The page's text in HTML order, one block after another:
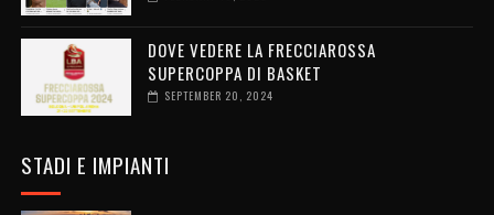
DOVE VEDERE LA FRECCIAROSSA
SUPERCOPPA DI BASKET
SEPTEMBER 20, 2024
STADI E IMPIANTI